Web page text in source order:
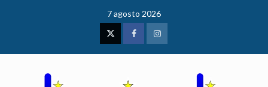
7 agosto 2026
TwitterFacebookInstagram